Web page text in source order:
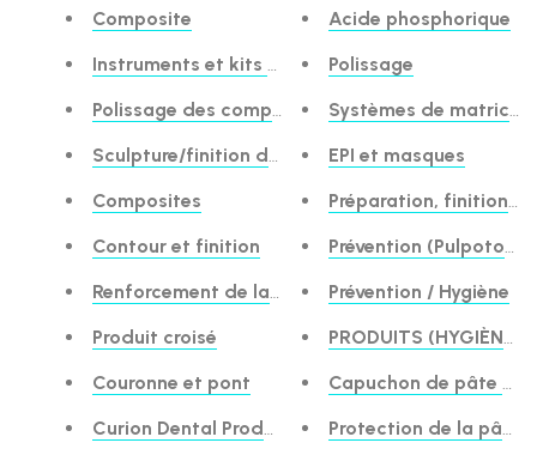
Composite
Instruments et kits composites
Polissage des composites
Sculpture/finition des composites
Composites
Contour et finition
Renforcement de la base
Produit croisé
Couronne et pont
Curion Dental Products
Acide phosphorique
Polissage
Systèmes de matrices
EPI et masques
Préparation, finition et
Prévention
Prévention / Hygiène
PRODUITS (HYGIÈNE)
Capuchon de pâte à
Protection de la pâte